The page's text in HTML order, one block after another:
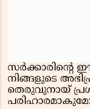
സർക്കാരിന്റെ
നിങ്ങളുടെ
തെരുവുനായ്